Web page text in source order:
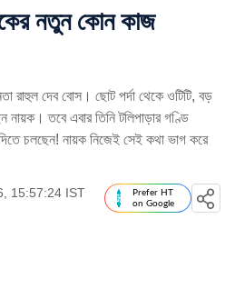
নতুন কোন কাজ
রাহুল দেব বোস। ছোট পর্দা থেকে ওটিটি, বড়
নায়ক। তবে এবার তিনি টলিপাড়ার গণ্ডি
দিতে চলছেন! নায়ক নিজেই সেই কথা ভাগ করে
15:57:24 IST
Prefer HT
on Google